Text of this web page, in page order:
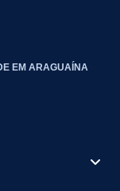
EM ARAGUAÍNA